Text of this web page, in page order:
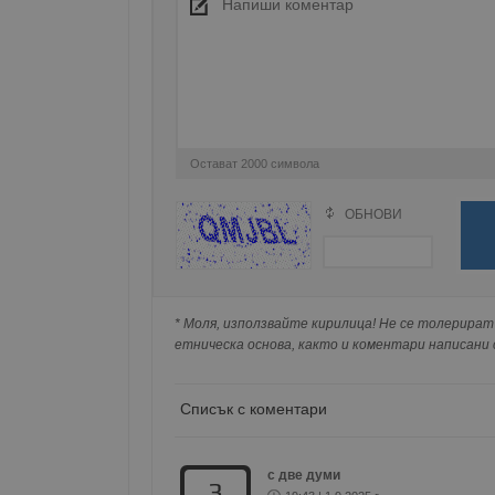
Остават 2000 символа
Поради зачестилите злоупотреби в сайта,
изискваме да се идентифицирате с Google
съхранявана при нас или показвана на
ОБНОВИ
* Моля, използвайте кирилица! Не се
етническа основа, както и коментари написани
Списък с коментари
с две думи